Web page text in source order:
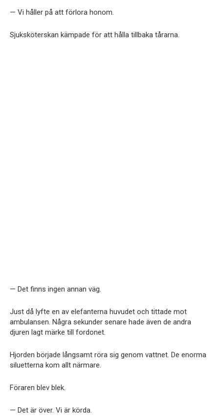
— Vi håller på att förlora honom.
Sjuksköterskan kämpade för att hålla tillbaka tårarna.
— Det finns ingen annan väg.
Just då lyfte en av elefanterna huvudet och tittade mot
ambulansen. Några sekunder senare hade även de andra
djuren lagt märke till fordonet.
Hjorden började långsamt röra sig genom vattnet. De enorma
siluetterna kom allt närmare.
Föraren blev blek.
— Det är över. Vi är körda.